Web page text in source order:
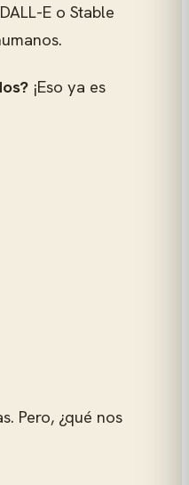
E o Stable
¡Eso ya es
Pero, ¿qué nos